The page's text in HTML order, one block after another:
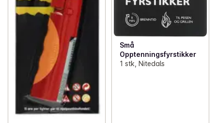
Små
Opptenningsfyrstikker
1 stk, Nitedals